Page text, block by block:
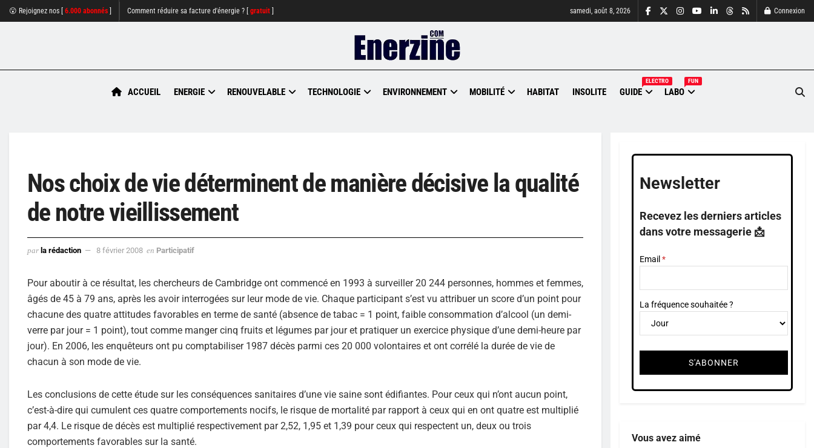
😮 Rejoignez nos [ 6.000 abonnés Comment réduire sa facture d'énergie ? [ gratuit samedi, août 8, 2026 Connexion
ACCUEIL ENERGIE RENOUVELABLE TECHNOLOGIE ENVIRONNEMENT MOBILITÉ HABITAT INSOLITE GUIDE
ELECTRO
LABO
FUN
Nos choix de vie déterminent de manière décisive la qualité
de notre vieillissement
par la rédaction 8 février 2008 en Participatif
Pour aboutir à ce résultat, les chercheurs de Cambridge ont commencé en 1993 à surveiller 20 244 personnes, hommes et femmes,
âgés de 45 à 79 ans, après les avoir interrogées sur leur mode de vie. Chaque participant s’est vu attribuer un score d’un point pour
chacune des quatre attitudes favorables en terme de santé (absence de tabac = 1 point, faible consommation d’alcool (un demi-
verre par jour = 1 point), tout comme manger cinq fruits et légumes par jour et pratiquer un exercice physique d’une demi-heure par
jour). En 2006, les enquêteurs ont pu comptabiliser 1987 décès parmi ces 20 000 volontaires et ont corrélé la durée de vie de
chacun à son mode de vie.
Les conclusions de cette étude sur les conséquences sanitaires d’une vie saine sont édifiantes. Pour ceux qui n’ont aucun point,
c’est-à-dire qui cumulent ces quatre comportements nocifs, le risque de mortalité par rapport à ceux qui en ont quatre est multiplié
par 4,4. Le risque de décès est multiplié respectivement par 2,52, 1,95 et 1,39 pour ceux qui respectent un, deux ou trois
comportements favorables sur la santé.
Newsletter
Recevez les derniers articles
dans votre messagerie 📩
Email
La fréquence souhaitée ?
Vous avez aimé